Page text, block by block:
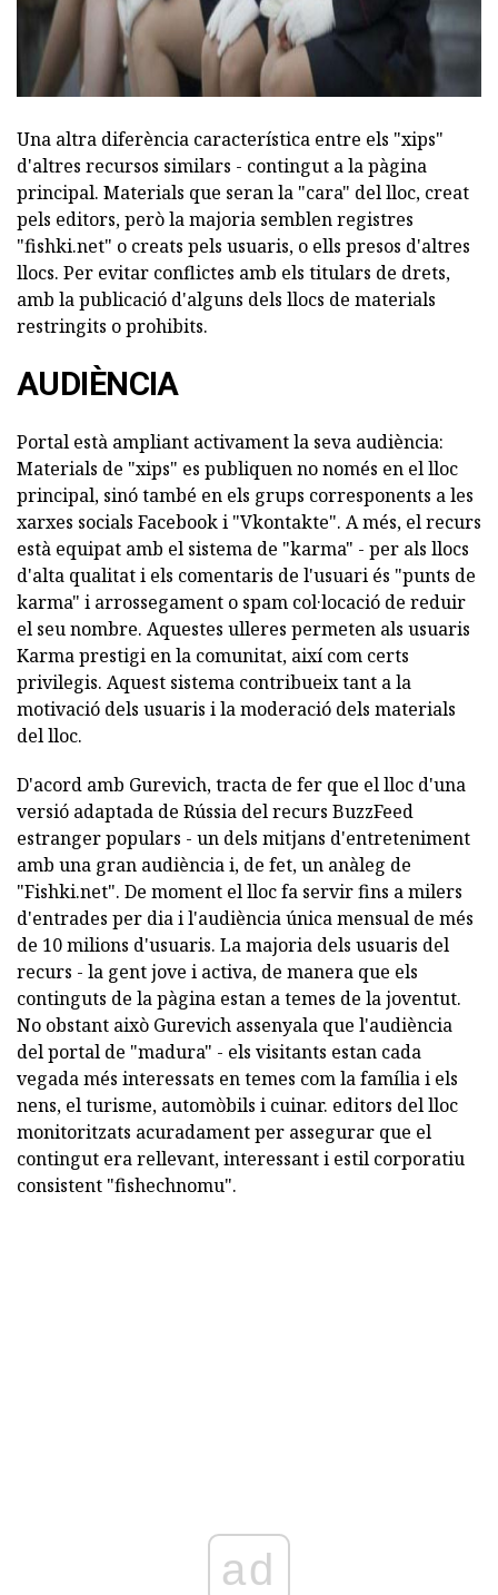
Una altra diferència característica entre els "xips"
d'altres recursos similars - contingut a la pàgina
principal. Materials que seran la "cara" del lloc, creat
pels editors, però la majoria semblen registres
"fishki.net" o creats pels usuaris, o ells presos d'altres
llocs. Per evitar conflictes amb els titulars de drets,
amb la publicació d'alguns dels llocs de materials
restringits o prohibits.
AUDIÈNCIA
Portal està ampliant activament la seva audiència:
Materials de "xips" es publiquen no només en el lloc
principal, sinó també en els grups corresponents a les
xarxes socials Facebook i "Vkontakte". A més, el recurs
està equipat amb el sistema de "karma" - per als llocs
d'alta qualitat i els comentaris de l'usuari és "punts de
karma" i arrossegament o spam col·locació de reduir
el seu nombre. Aquestes ulleres permeten als usuaris
Karma prestigi en la comunitat, així com certs
privilegis. Aquest sistema contribueix tant a la
motivació dels usuaris i la moderació dels materials
del lloc.
D'acord amb Gurevich, tracta de fer que el lloc d'una
versió adaptada de Rússia del recurs BuzzFeed
estranger populars - un dels mitjans d'entreteniment
amb una gran audiència i, de fet, un anàleg de
"Fishki.net". De moment el lloc fa servir fins a milers
d'entrades per dia i l'audiència única mensual de més
de 10 milions d'usuaris. La majoria dels usuaris del
recurs - la gent jove i activa, de manera que els
continguts de la pàgina estan a temes de la joventut.
No obstant això Gurevich assenyala que l'audiència
del portal de "madura" - els visitants estan cada
vegada més interessats en temes com la família i els
nens, el turisme, automòbils i cuinar. editors del lloc
monitoritzats acuradament per assegurar que el
contingut era rellevant, interessant i estil corporatiu
consistent "fishechnomu".
ad